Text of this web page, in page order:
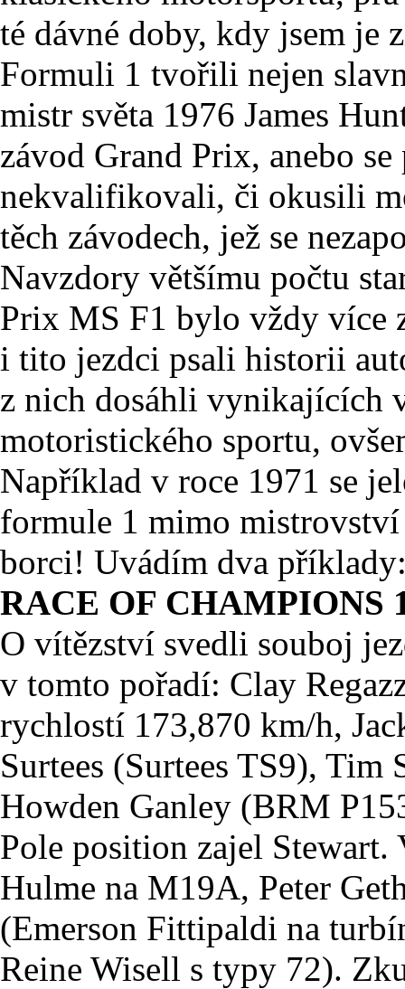
té dávné doby, kdy jsem je
Formuli 1 tvořili nejen
mistr světa 1976 James
závod Grand Prix, anebo
nekvalifikovali, či okusili
těch závodech, jež se
Navzdory většímu počtu
Prix MS F1 bylo vždy více
i tito jezdci psali historii
z nich dosáhli vynikajících
motoristického sportu,
Například v roce 1971 se
formule 1 mimo
borci! Uvádím dva
RACE OF CHAMPIONS
O vítězství svedli souboj
v tomto pořadí: Clay
rychlostí 173,870 km/h,
Surtees (Surtees TS9), Tim
Howden Ganley (BRM
Pole position zajel
Hulme na M19A, Peter
(Emerson Fittipaldi na
Reine Wisell s typy 72).